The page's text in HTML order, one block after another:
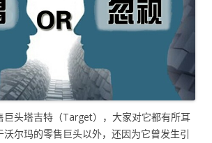
巨头塔吉特（Target），大家对它都有所耳
沃尔玛的零售巨头以外，还因为它曾发生引